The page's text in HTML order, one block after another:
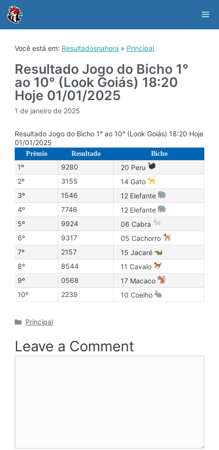
content
Você está em: Resultadosnahora » Principal
Resultado Jogo do Bicho 1°
ao 10° (Look Goiás) 18:20
Hoje 01/01/2025
1 de janeiro de 2025
Resultado Jogo do Bicho 1° ao 10° (Look Goiás) 18:20 Hoje
01/01/2025
Prêmio Resultado Bicho
1º 9280
20 Peru
2º
3155
14 Gato
3º
1546
12 Elefante
4º
7748
12 Elefante
5º
9924
06 Cabra
6º
9317
05 Cachorro
7º
2157
15 Jacaré
8º
8544
11 Cavalo
9º
0568
17 Macaco
10º
2239 10 Coelho
Categories
Principal
Leave a Comment